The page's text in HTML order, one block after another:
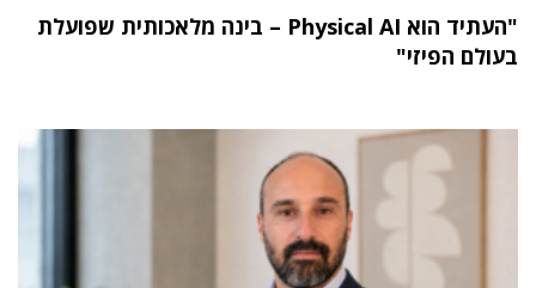
"העתיד הוא Physical AI – בינה מלאכותית שפועלת
בעולם הפיזי"